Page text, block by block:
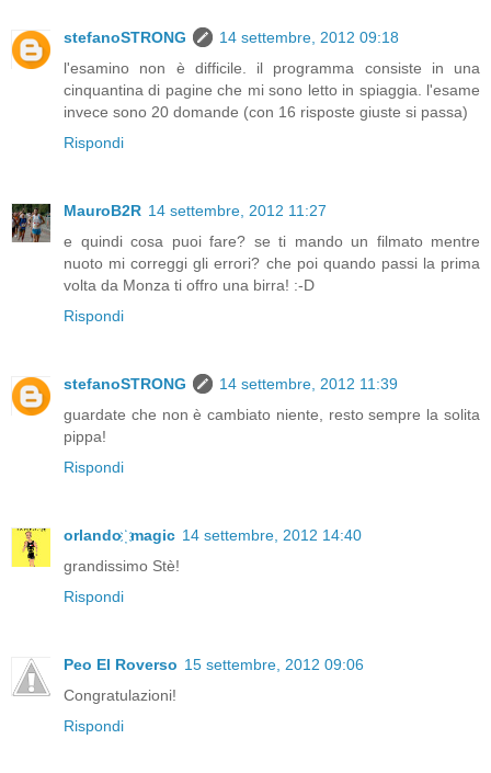
stefanoSTRONG
14 settembre, 2012 09:18
l'esamino non è difficile. il programma consiste in una
cinquantina di pagine che mi sono letto in spiaggia. l'esame
invece sono 20 domande (con 16 risposte giuste si passa)
Rispondi
MauroB2R 14 settembre, 2012 11:27
e quindi cosa puoi fare? se ti mando un filmato mentre
nuoto mi correggi gli errori? che poi quando passi la prima
volta da Monza ti offro una birra! :-D
Rispondi
stefanoSTRONG
14 settembre, 2012 11:39
guardate che non è cambiato niente, resto sempre la solita
pippa!
Rispondi
orlando ҉ magic 14 settembre, 2012 14:40
grandissimo Stè!
Rispondi
Peo El Roverso 15 settembre, 2012 09:06
Congratulazioni!
Rispondi